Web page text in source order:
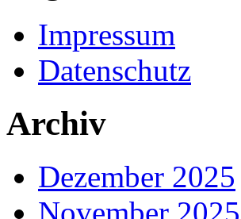
Impressum
Datenschutz
Archiv
Dezember 2025